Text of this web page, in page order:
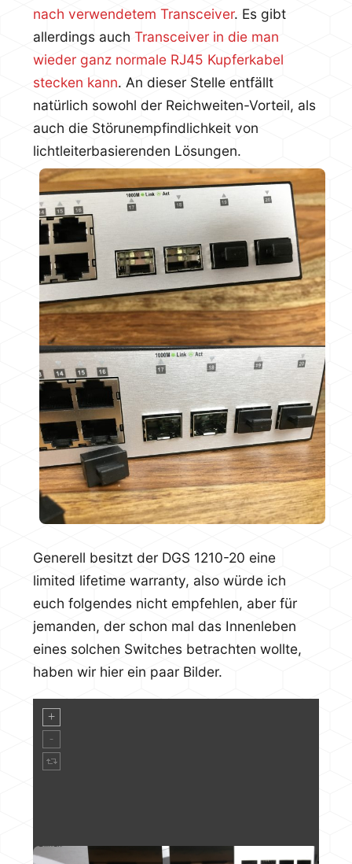
nach verwendetem Transceiver. Es gibt
allerdings auch Transceiver in die man
wieder ganz normale RJ45 Kupferkabel
stecken kann. An dieser Stelle entfällt
natürlich sowohl der Reichweiten-Vorteil, als
auch die Störunempfindlichkeit von
lichtleiterbasierenden Lösungen.
Generell besitzt der DGS 1210-20 eine
limited lifetime warranty, also würde ich
euch folgendes nicht empfehlen, aber für
jemanden, der schon mal das Innenleben
eines solchen Switches betrachten wollte,
haben wir hier ein paar Bilder.